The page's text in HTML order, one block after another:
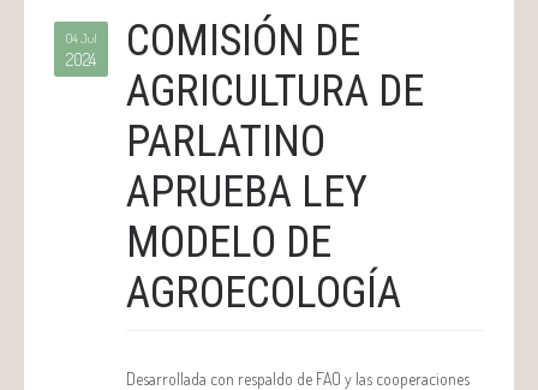
04 Jul
2024
COMISIÓN DE
AGRICULTURA DE
PARLATINO
APRUEBA LEY
MODELO DE
AGROECOLOGÍA
Desarrollada con respaldo de FAO y las cooperaciones